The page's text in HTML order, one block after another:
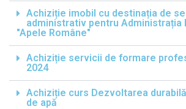
Achiziție imobil cu destinația de
administrativ pentru Administrația
"Apele Române"
Achiziție servicii de formare
2024
Achiziție curs Dezvoltarea
de apă